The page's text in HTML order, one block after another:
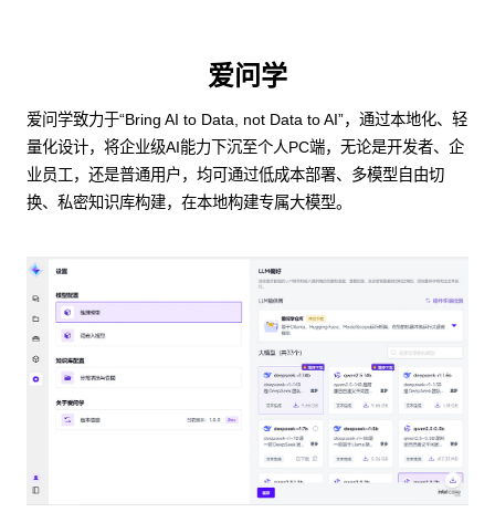
爱问学
爱问学致力于“Bring AI to Data, not Data to AI”，通过本地化、轻
量化设计，将企业级AI能力下沉至个人PC端，无论是开发者、企
业员工，还是普通用户，均可通过低成本部署、多模型自由切
换、私密知识库构建，在本地构建专属大模型。